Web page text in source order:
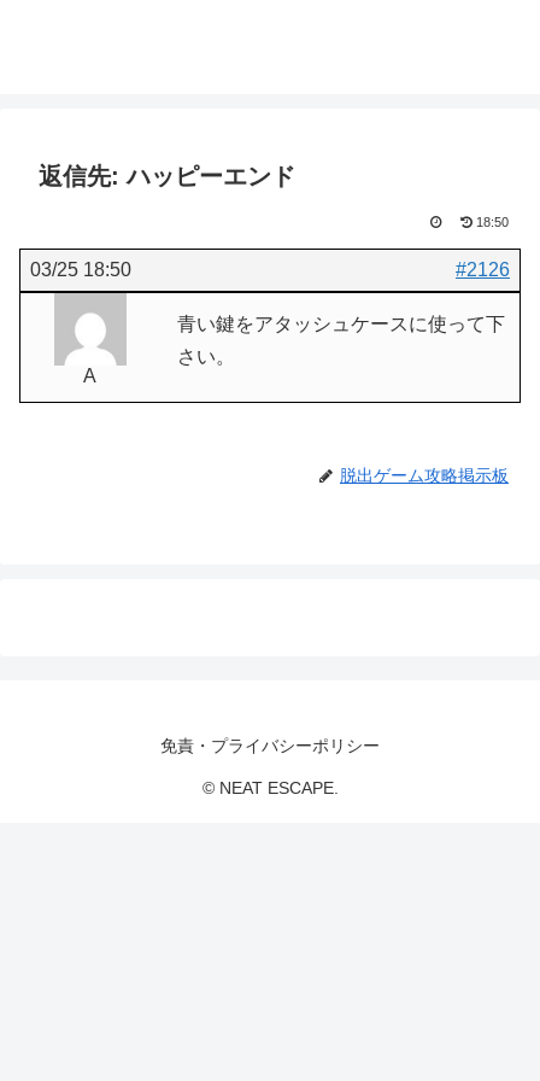
返信先: ハッピーエンド
18:50
03/25 18:50 #2126
A
青い鍵をアタッシュケースに使って下
さい。
脱出ゲーム攻略掲示板
免責・プライバシーポリシー
© NEAT ESCAPE.